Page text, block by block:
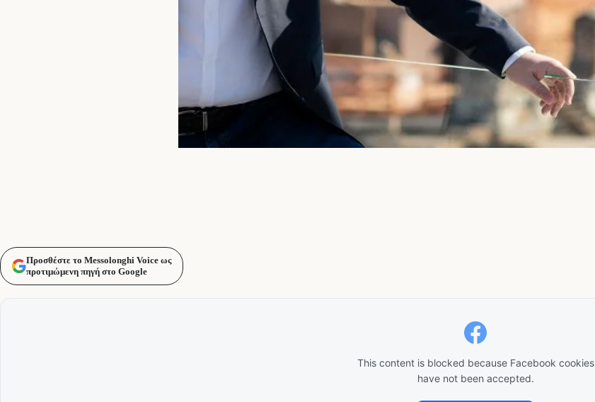
Προσθέστε το Messolonghi Voice ως
προτιμώμενη πηγή στο Google
This content is blocked because Facebook cookies
have not been accepted.